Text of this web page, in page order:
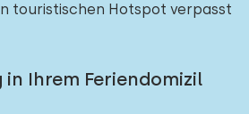
touristischen Hotspot verpasst
Ihrem Feriendomizil